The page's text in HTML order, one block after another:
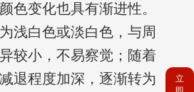
色变化也具有渐进性。
浅白色或淡白色，与周
较小，不易察觉；随着
退程度加深，逐渐转为
立